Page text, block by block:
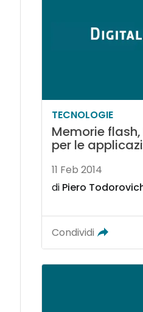
TECNOLOGIE
Memorie
per le
11 Feb 2014
di Piero
Condividi